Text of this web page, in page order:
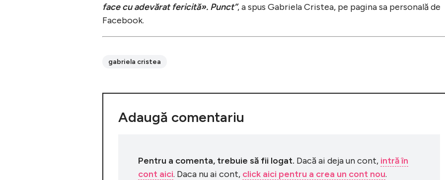
face cu adevărat fericită». Punct”, a spus Gabriela Cristea, pe pagina sa personală de
Facebook.
gabriela cristea
Adaugă comentariu
Pentru a comenta, trebuie să fii logat. Dacă ai deja un cont, intră în
cont aici. Daca nu ai cont, click aici pentru a crea un cont nou.